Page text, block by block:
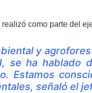
realizó como parte del
y
se ha hablado
Estamos
señaló el